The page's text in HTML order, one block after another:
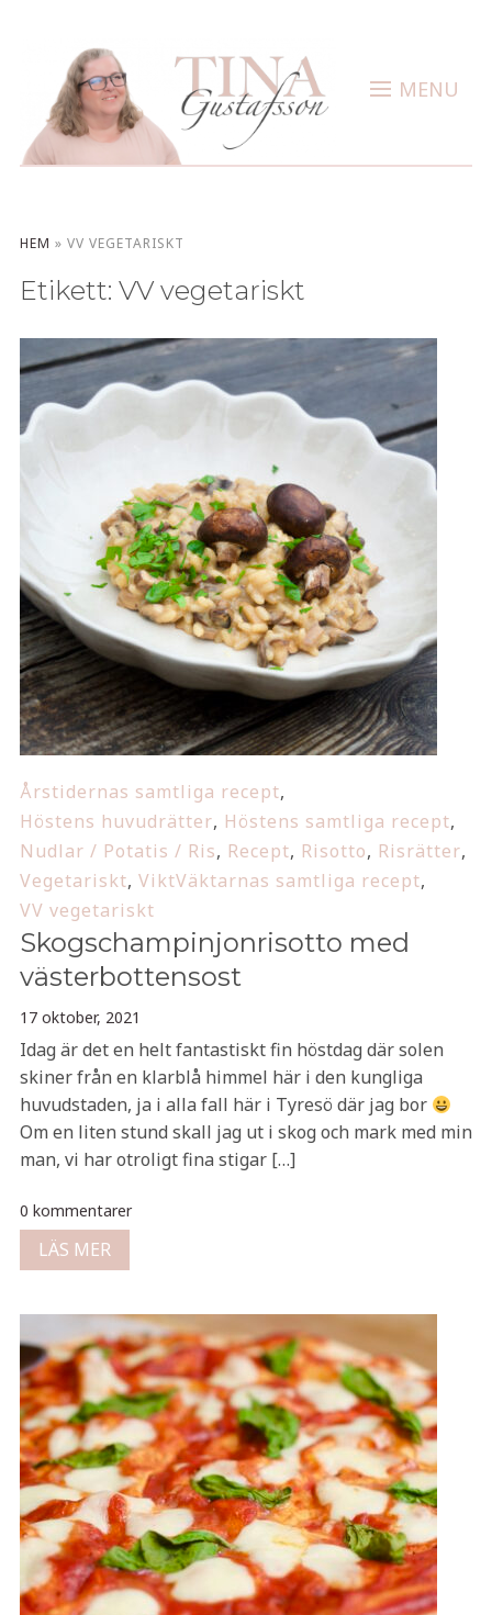
MENU
HEM » VV VEGETARISKT
Etikett: VV vegetariskt
Årstidernas samtliga recept,
Höstens huvudrätter, Höstens samtliga recept,
Nudlar / Potatis / Ris, Recept, Risotto, Risrätter,
Vegetariskt, ViktVäktarnas samtliga recept,
VV vegetariskt
Skogschampinjonrisotto med
västerbottensost
17 oktober, 2021
Idag är det en helt fantastiskt fin höstdag där solen
skiner från en klarblå himmel här i den kungliga
huvudstaden, ja i alla fall här i Tyresö där jag bor
Om en liten stund skall jag ut i skog och mark med min
man, vi har otroligt fina stigar […]
0 kommentarer
LÄS MER